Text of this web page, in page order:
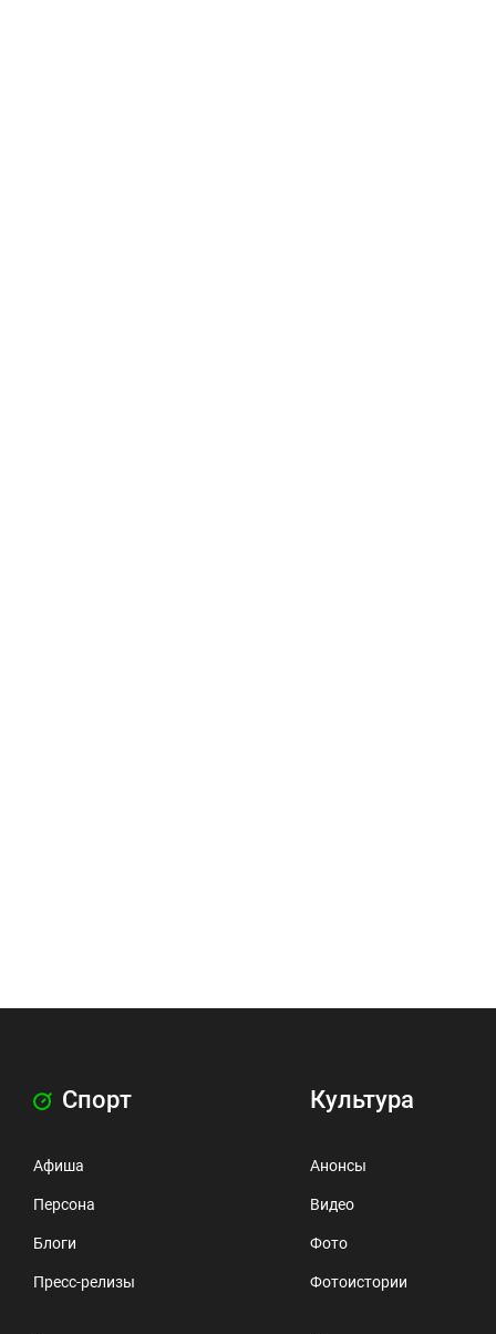
Спорт
Афиша
Персона
Блоги
Пресс-релизы
Культура
Анонсы
Видео
Фото
Фотоистории